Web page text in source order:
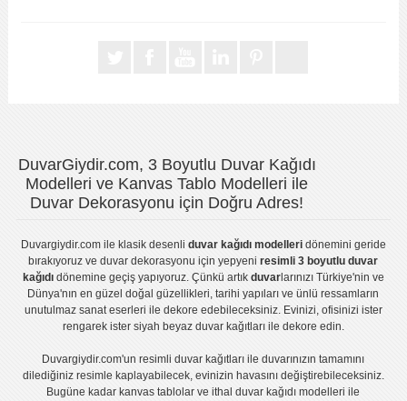
DuvarGiydir.com, 3 Boyutlu Duvar Kağıdı
Modelleri ve Kanvas Tablo Modelleri ile
Duvar Dekorasyonu için Doğru Adres!
Duvargiydir.comile klasik desenli duvar kağıdı modelleridönemini geride
bırakıyoruz veduvar dekorasyonu için yepyeniresimli 3 boyutlu duvar
kağıdıdönemine geçiş yapıyoruz. Çünkü artık duvarlarınızı Türkiye'nin ve
Dünya'nın en güzel doğal güzellikleri, tarihi yapıları ve ünlü ressamların
unutulmaz sanat eserleri ile dekore edebileceksiniz. Evinizi, ofisinizi ister
rengarek ister siyah beyaz duvar kağıtlarıile dekore edin.
Duvargiydir.com'unresimli duvar kağıtları ile duvarınızın tamamını
dilediğiniz resimle kaplayabilecek, evinizin havasını değiştirebileceksiniz.
Bugüne kadar kanvas tablo lar veithal duvar kağıdı modelleri ile